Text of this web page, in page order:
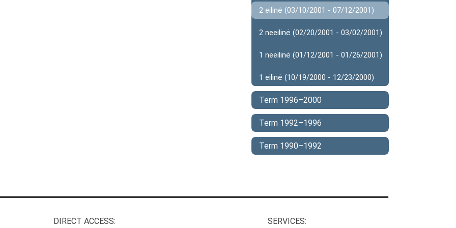
2 eilinė (03/10/2001 - 07/12/2001)
2 neeilinė (02/20/2001 - 03/02/2001)
1 neeilinė (01/12/2001 - 01/26/2001)
1 eilinė (10/19/2000 - 12/23/2000)
Term 1996–2000
Term 1992–1996
Term 1990–1992
DIRECT ACCESS: SERVICES: